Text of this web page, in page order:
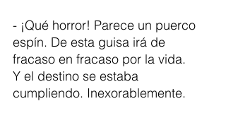
- ¡Qué horror! Parece un puerco
espín. De esta guisa irá de
fracaso en fracaso por la vida.
Y el destino se estaba
cumpliendo. Inexorablemente.